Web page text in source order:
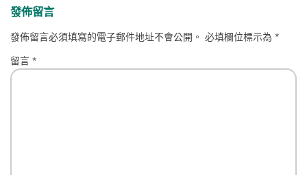
發佈留言
發佈留言必須填寫的電子郵件地址不會公開。 必填欄位標示為*
留言*